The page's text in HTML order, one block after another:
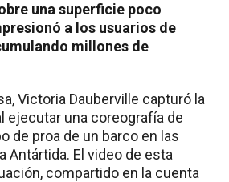
una superficie poco
a los usuarios de
millones de
Victoria Dauberville capturó la
ejecutar una coreografía de
de proa de un barco en las
Antártida. El video de esta
compartido en la cuenta